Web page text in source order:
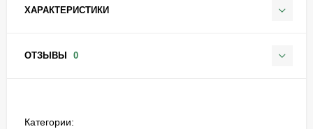
ХАРАКТЕРИСТИКИ
ОТЗЫВЫ 0
Категории: